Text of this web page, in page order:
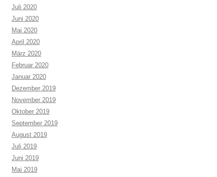
Juli 2020
Juni 2020
Mai 2020
April 2020
März 2020
Februar 2020
Januar 2020
Dezember 2019
November 2019
Oktober 2019
September 2019
August 2019
Juli 2019
Juni 2019
Mai 2019